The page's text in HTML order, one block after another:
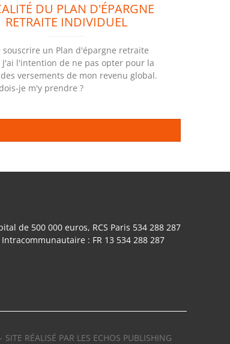
DU PLAN D'ÉPARGNE
RETRAITE INDIVIDUEL
souscrire un Plan d'épargne retraite
l'intention de ne pas opter pour la
versements de mon revenu global.
je m'y prendre ?
de 500 000 euros, RCS Paris 534 288 287
Intracommunautaire : FR 13 534 288 287
SITE RÉALISÉ PAR LES ECHOS PUBLISHING